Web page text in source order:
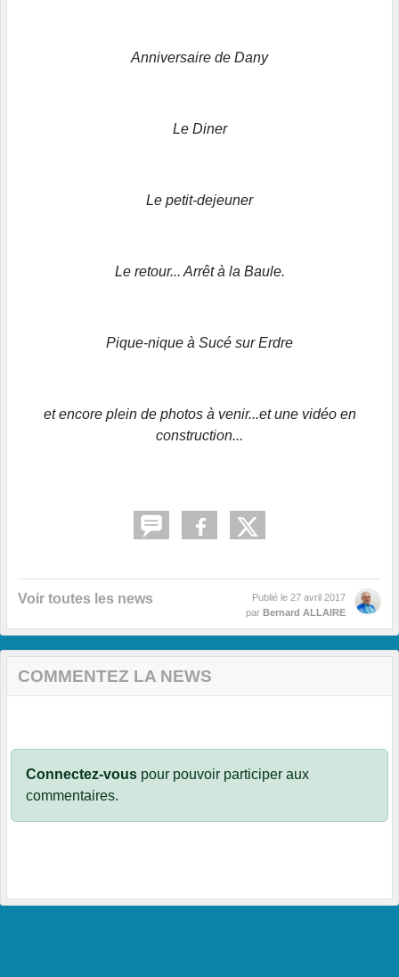
Anniversaire de Dany
Le Diner
Le petit-dejeuner
Le retour... Arrêt à la Baule.
Pique-nique à Sucé sur Erdre
et encore plein de photos à venir...et une vidéo en
construction...
Voir toutes les news Publié le 27 avril 2017
par Bernard ALLAIRE
COMMENTEZ LA NEWS
Connectez-vous pour pouvoir participer aux
commentaires.